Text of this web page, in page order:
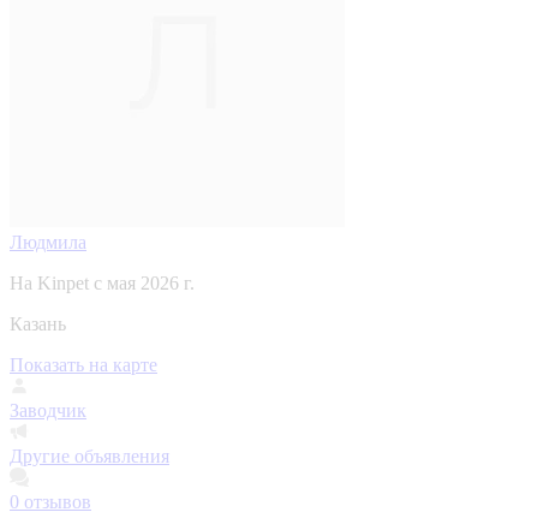
Людмила
На Kinpet c мая 2026 г.
Казань
Показать на карте
Заводчик
Другие объявления
0 отзывов